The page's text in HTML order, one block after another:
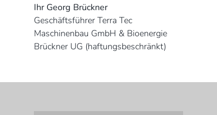
Ihr Georg Brückner
Geschäftsführer Terra Tec
Maschinenbau GmbH & Bioenergie
Brückner UG (haftungsbeschränkt)